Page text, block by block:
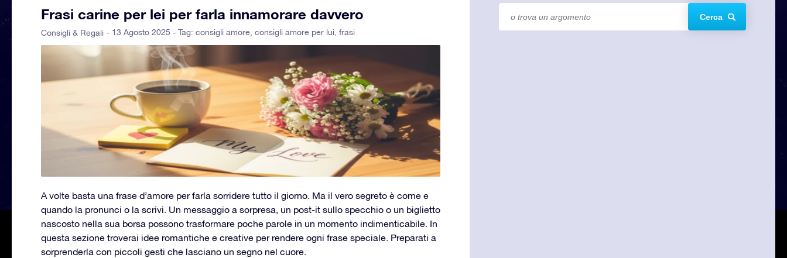
Frasi carine per lei per farla innamorare davvero
Consigli & Regali - 13 Agosto 2025 - Tag: consigli amore consigli amore per lui frasi
A volte basta una frase d’amore per farla sorridere tutto il giorno. Ma il vero segreto è come e
quando la pronunci o la scrivi. Un messaggio a sorpresa, un post-it sullo specchio o un biglietto
nascosto nella sua borsa possono trasformare poche parole in un momento indimenticabile. In
questa sezione troverai idee romantiche e creative per rendere ogni frase speciale. Preparati a
sorprenderla con piccoli gesti che lasciano un segno nel cuore.
Cerca